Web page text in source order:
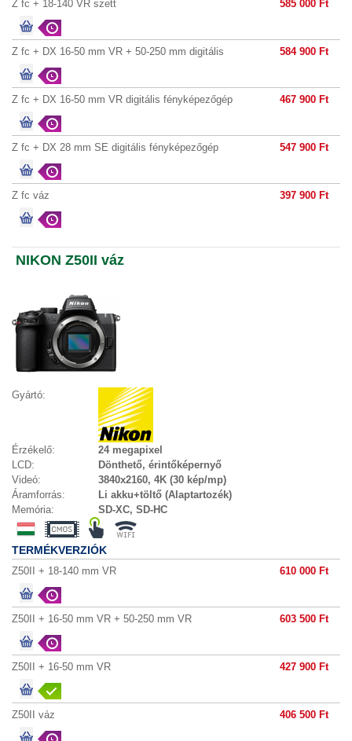
Z fc + 18-140 VR szett 585 000 Ft
Z fc + DX 16-50 mm VR + 50-250 mm digitális
fényképező
584 900 Ft
Z fc + DX 16-50 mm VR digitális fényképezőgép 467 900 Ft
Z fc + DX 28 mm SE digitális fényképezőgép 547 900 Ft
Z fc váz 397 900 Ft
NIKON Z50II váz
Gyártó:
Érzékelő:
24 megapixel
LCD:
Dönthető, érintőképernyő
Videó:
3840x2160, 4K (30 kép/mp)
Áramforrás:
Li akku+töltő (Alaptartozék)
Memória:
SD-XC, SD-HC
TERMÉKVERZIÓK
Z50II + 18-140 mm VR 610 000 Ft
Z50II + 16-50 mm VR + 50-250 mm VR 603 500 Ft
Z50II + 16-50 mm VR 427 900 Ft
Z50II váz 406 500 Ft